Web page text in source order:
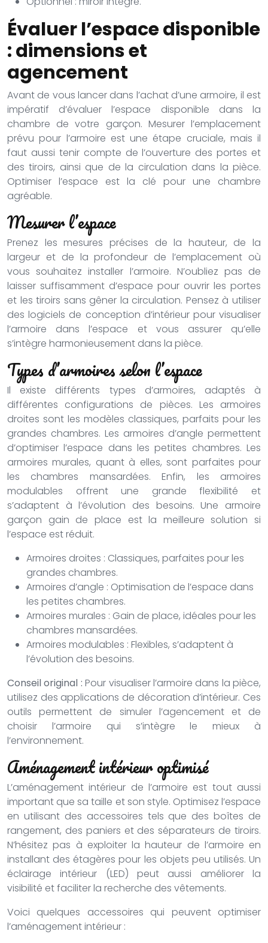
Évaluer l’espace disponible
: dimensions et
agencement
Avant de vous lancer dans l’achat d’une armoire, il est
impératif d’évaluer l’espace disponible dans la
chambre de votre garçon. Mesurer l’emplacement
prévu pour l’armoire est une étape cruciale, mais il
faut aussi tenir compte de l’ouverture des portes et
des tiroirs, ainsi que de la circulation dans la pièce.
Optimiser l’espace est la clé pour une chambre
agréable.
Mesurer l’espace
Prenez les mesures précises de la hauteur, de la
largeur et de la profondeur de l’emplacement où
vous souhaitez installer l’armoire. N’oubliez pas de
laisser suffisamment d’espace pour ouvrir les portes
et les tiroirs sans gêner la circulation. Pensez à utiliser
des logiciels de conception d’intérieur pour visualiser
l’armoire dans l’espace et vous assurer qu’elle
s’intègre harmonieusement dans la pièce.
Types d’armoires selon l’espace
Il existe différents types d’armoires, adaptés à
différentes configurations de pièces. Les armoires
droites sont les modèles classiques, parfaits pour les
grandes chambres. Les armoires d’angle permettent
d’optimiser l’espace dans les petites chambres. Les
armoires murales, quant à elles, sont parfaites pour
les chambres mansardées. Enfin, les armoires
modulables offrent une grande flexibilité et
s’adaptent à l’évolution des besoins. Une armoire
garçon gain de place est la meilleure solution si
l’espace est réduit.
Armoires droites : Classiques, parfaites pour les
grandes chambres.
Armoires d’angle : Optimisation de l’espace dans
les petites chambres.
Armoires murales : Gain de place, idéales pour les
chambres mansardées.
Armoires modulables : Flexibles, s’adaptent à
l’évolution des besoins.
Conseil original :Pour visualiser l’armoire dans la pièce,
utilisez des applications de décoration d’intérieur. Ces
outils permettent de simuler l’agencement et de
choisir l’armoire qui s’intègre le mieux à
l’environnement.
Aménagement intérieur optimisé
L’aménagement intérieur de l’armoire est tout aussi
important que sa taille et son style. Optimisez l’espace
en utilisant des accessoires tels que des boîtes de
rangement, des paniers et des séparateurs de tiroirs.
N’hésitez pas à exploiter la hauteur de l’armoire en
installant des étagères pour les objets peu utilisés. Un
éclairage intérieur (LED) peut aussi améliorer la
visibilité et faciliter la recherche des vêtements.
Voici quelques accessoires qui peuvent optimiser
l’aménagement intérieur :